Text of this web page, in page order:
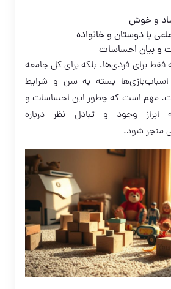
و خوش
با دوستان و خانواده
و بیان احساسات
فقط برای فردی‌ها، بلکه برای کل جامعه
بسته به سن و شرایط
مهم است که چطور این احساسات و
ابراز وجود و تبادل نظر درباره
منجر شود.